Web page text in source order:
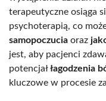
terapeutyczne osiąga
psychoterapią, co
samopoczucia oraz
jest, aby pacjenci
potencjałłagodzenia
kluczowe w procesie